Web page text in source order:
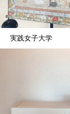
実践女子大学